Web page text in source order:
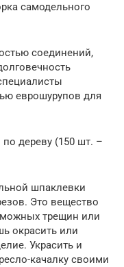
самодельного
соединений,
еврошурупов для
дереву (150 шт. –
шпаклевки
Это вещество
трещин или
окрасить или
Украсить и
качалку своими